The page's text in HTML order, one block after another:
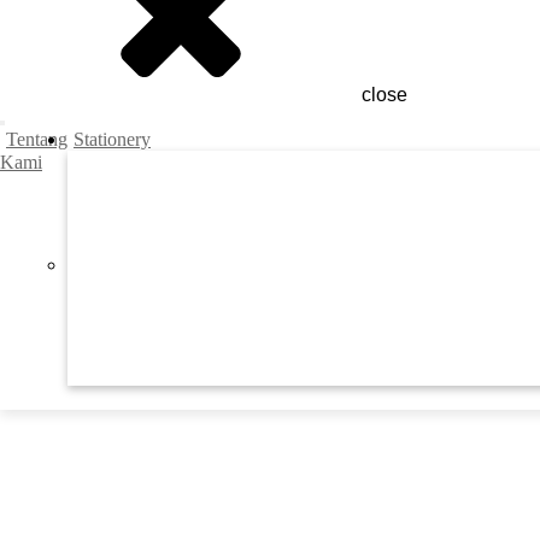
close
Tentang
Kami
Stationery